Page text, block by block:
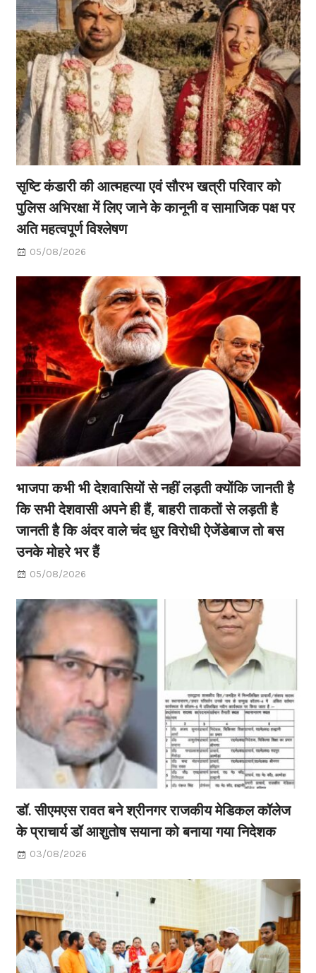
सृष्टि कंडारी की आत्महत्या एवं सौरभ खत्री परिवार को
पुलिस अभिरक्षा में लिए जाने के कानूनी व सामाजिक पक्ष पर
अति महत्वपूर्ण विश्लेषण
05/08/2026
भाजपा कभी भी देशवासियों से नहीं लड़ती क्योंकि जानती है
कि सभी देशवासी अपने ही हैं, बाहरी ताकतों से लड़ती है
जानती है कि अंदर वाले चंद धुर विरोधी ऐजेंडेबाज तो बस
उनके मोहरे भर हैं
05/08/2026
डॉ. सीएमएस रावत बने श्रीनगर राजकीय मेडिकल कॉलेज
के प्राचार्य डॉ आशुतोष सयाना को बनाया गया निदेशक
03/08/2026